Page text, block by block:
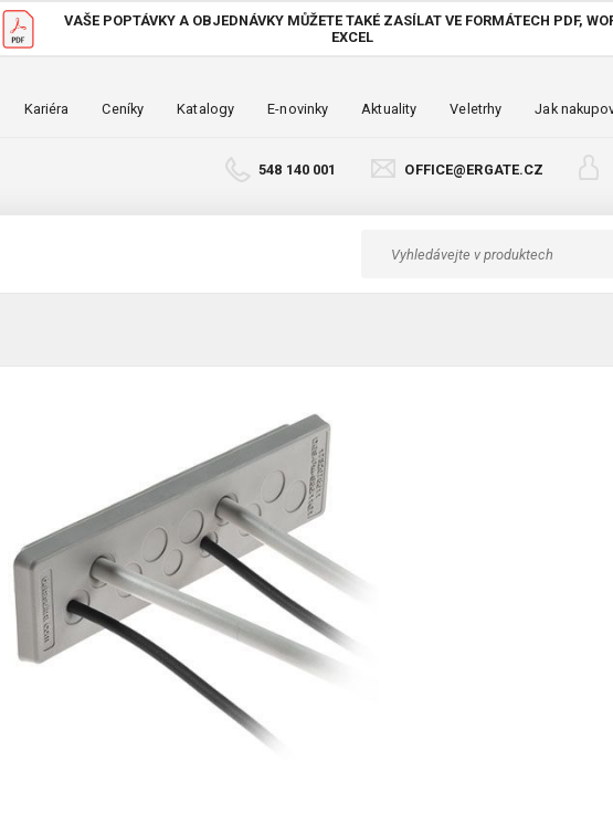
VAŠE POPTÁVKY A OBJEDNÁVKY MŮŽETE TAKÉ ZASÍLAT VE FORMÁTECH PDF,
EXCEL
Kariéra Ceníky Katalogy E-novinky Aktuality Veletrhy Jak
548 140 001 OFFICE@ERGATE.CZ